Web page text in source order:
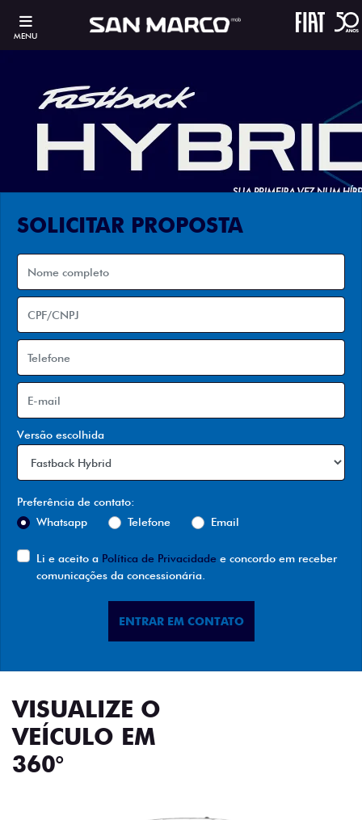
MENU
SOLICITAR PROPOSTA
Versão escolhida
Preferência de contato:
Whatsapp
Telefone Email
Li e aceito a Política de Privacidade e concordo em receber
comunicações da concessionária.
ENTRAR EM CONTATO
VISUALIZE O
VEÍCULO EM
360°